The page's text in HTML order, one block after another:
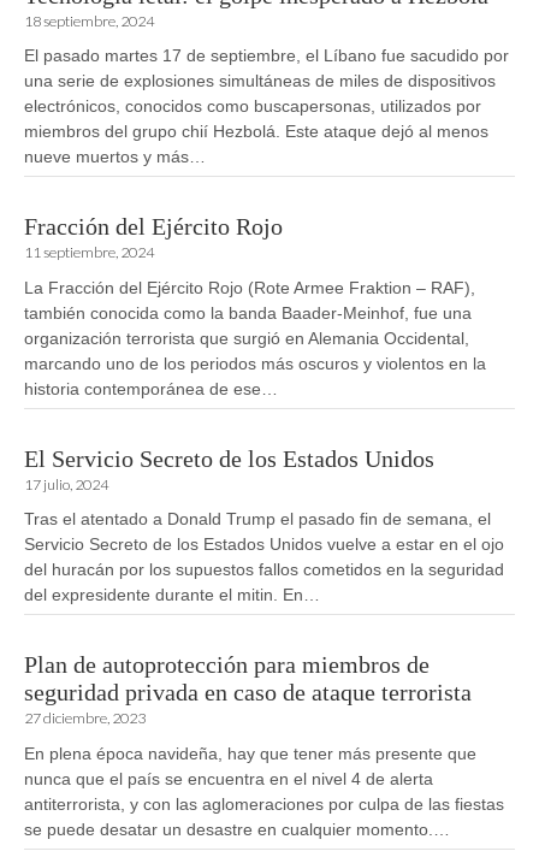
18 septiembre, 2024
El pasado martes 17 de septiembre, el Líbano fue sacudido por
una serie de explosiones simultáneas de miles de dispositivos
electrónicos, conocidos como buscapersonas, utilizados por
miembros del grupo chií Hezbolá. Este ataque dejó al menos
nueve muertos y más…
Fracción del Ejército Rojo
11 septiembre, 2024
La Fracción del Ejército Rojo (Rote Armee Fraktion – RAF),
también conocida como la banda Baader-Meinhof, fue una
organización terrorista que surgió en Alemania Occidental,
marcando uno de los periodos más oscuros y violentos en la
historia contemporánea de ese…
El Servicio Secreto de los Estados Unidos
17 julio, 2024
Tras el atentado a Donald Trump el pasado fin de semana, el
Servicio Secreto de los Estados Unidos vuelve a estar en el ojo
del huracán por los supuestos fallos cometidos en la seguridad
del expresidente durante el mitin. En…
Plan de autoprotección para miembros de
seguridad privada en caso de ataque terrorista
27 diciembre, 2023
En plena época navideña, hay que tener más presente que
nunca que el país se encuentra en el nivel 4 de alerta
antiterrorista, y con las aglomeraciones por culpa de las fiestas
se puede desatar un desastre en cualquier momento.…